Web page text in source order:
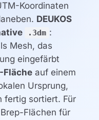
Koordinaten
DEUKOS
.3dm :
Mesh, das
eingefärbt
Fläche auf einem
Ursprung,
fertig sortiert. Für
Flächen für